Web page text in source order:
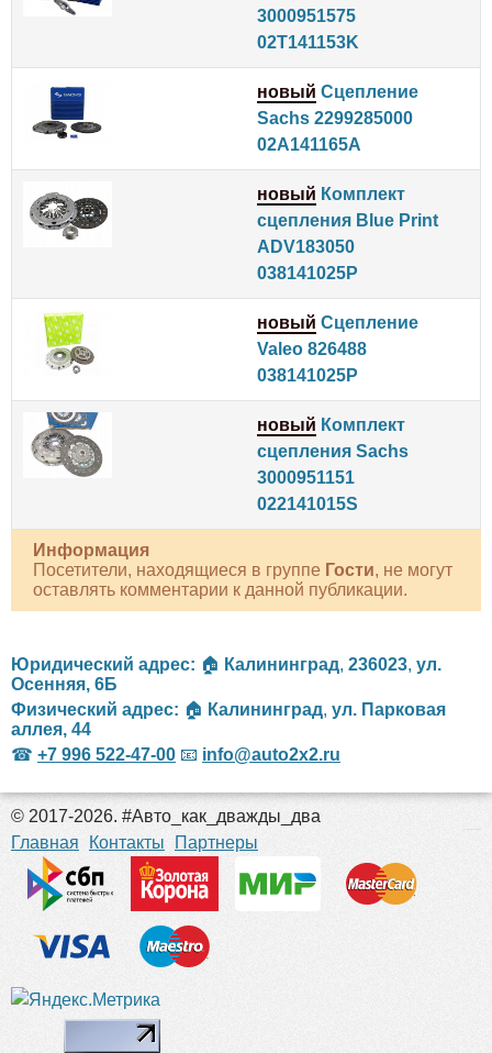
3000951575
02T141153K
новый Сцепление
Sachs 2299285000
02A141165A
новый Комплект
сцепления Blue Print
ADV183050
038141025P
новый Сцепление
Valeo 826488
038141025P
новый Комплект
сцепления Sachs
3000951151
022141015S
Информация
Посетители, находящиеся в группе Гости, не могут
оставлять комментарии к данной публикации.
Юридический адрес: 🏠 Калининград, 236023, ул.
Осенняя, 6Б
Физический адрес: 🏠 Калининград, ул. Парковая
аллея, 44
☎ +7 996 522-47-00 📧 info@auto2x2.ru
© 2017-2026. #Авто_как_дважды_два
Главная
Контакты Партнеры